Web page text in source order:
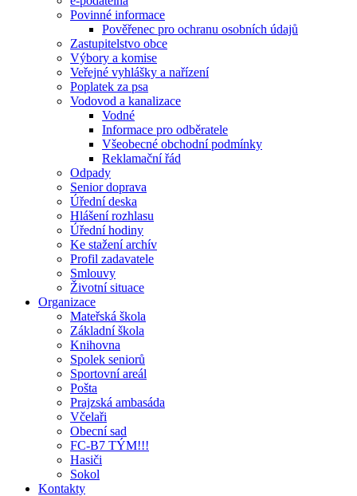
Povinné informace
Pověřenec pro ochranu osobních údajů
Zastupitelstvo obce
Výbory a komise
Veřejné vyhlášky a nařízení
Poplatek za psa
Vodovod a kanalizace
Vodné
Informace pro odběratele
Všeobecné obchodní podmínky
Reklamační řád
Odpady
Senior doprava
Úřední deska
Hlášení rozhlasu
Úřední hodiny
Ke stažení archív
Profil zadavatele
Smlouvy
Životní situace
Organizace
Mateřská škola
Základní škola
Knihovna
Spolek seniorů
Sportovní areál
Pošta
Prajzská ambasáda
Včelaři
Obecní sad
FC-B7 TÝM!!!
Hasiči
Sokol
Kontakty